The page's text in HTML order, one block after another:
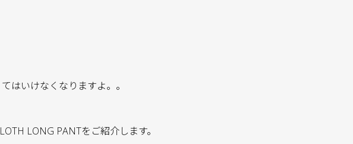
はいけなくなりますよ。。
LONG PANTをご紹介します。